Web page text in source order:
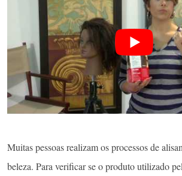
Muitas pessoas realizam os processos de
beleza. Para verificar se o produto utilizado